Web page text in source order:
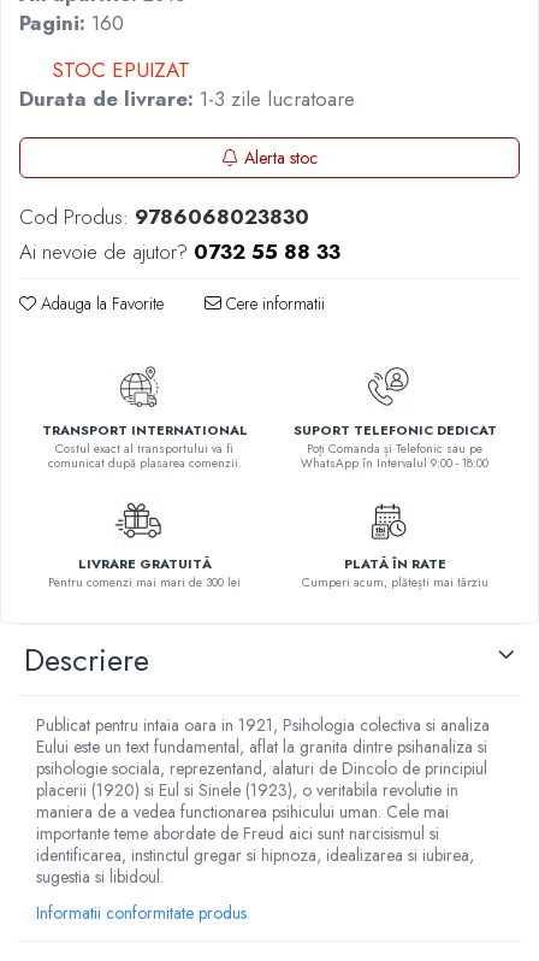
Elevi de 10 plus
Lecturi Scolare
Lumea Copilariei
Ma pregatesc pentru scoala
Manuale - Carte Scolara
Clasa a II-a
Clasa a V-a
Clasa I
Clasa pregatitoare
Povesti ilustrate
Povesti - Basme - Legende
Religie pentru copii
TP ROLL
Pagini: 160
STOC EPUIZAT
Durata de livrare: 1-3 zile lucratoare
Alerta stoc
Cod Produs: 9786068023830
Ai nevoie de ajutor? 0732 55 88 33
Adauga la Favorite Cere informatii
TRANSPORT INTERNATIONAL
Costul exact al transportului va fi
comunicat după plasarea comenzii.
SUPORT TELEFONIC DEDICAT
Poți Comanda și Telefonic sau pe
WhatsApp în Intervalul 9:00 - 18:00
LIVRARE GRATUITĂ
Pentru comenzi mai mari de 300 lei
PLATĂ ÎN RATE
Cumperi acum, plătești mai târziu
Descriere
Publicat pentru intaia oara in 1921, Psihologia colectiva si analiza
Eului este un text fundamental, aflat la granita dintre psihanaliza si
psihologie sociala, reprezentand, alaturi de Dincolo de principiul
placerii (1920) si Eul si Sinele (1923), o veritabila revolutie in
maniera de a vedea functionarea psihicului uman. Cele mai
importante teme abordate de Freud aici sunt narcisismul si
identificarea, instinctul gregar si hipnoza, idealizarea si iubirea,
sugestia si libidoul.
Informatii conformitate produs